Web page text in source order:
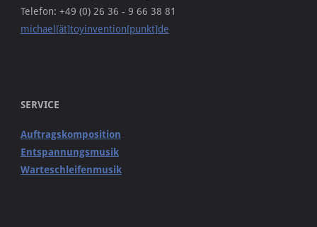
Telefon: +49 (0) 26 36 - 9 66 38 81
michael[ät]toyinvention[punkt]de
SERVICE
Auftragskomposition
Entspannungsmusik
Warteschleifenmusik